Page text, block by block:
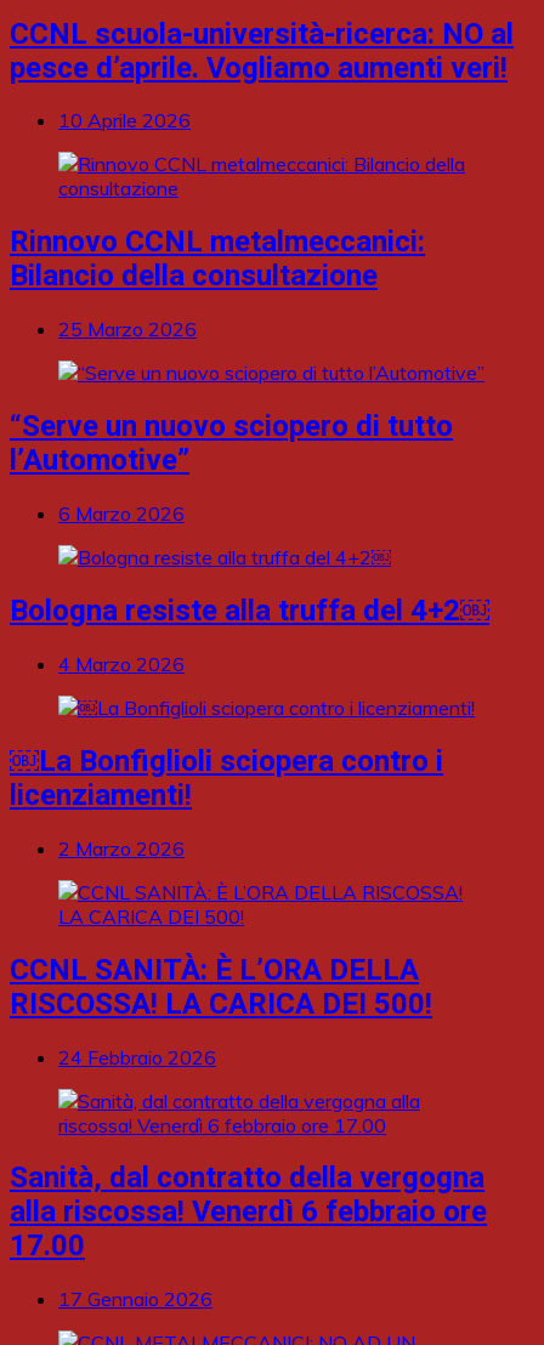
CCNL scuola-università-ricerca: NO al
pesce d’aprile. Vogliamo aumenti veri!
10 Aprile 2026
Rinnovo CCNL metalmeccanici:
Bilancio della consultazione
25 Marzo 2026
“Serve un nuovo sciopero di tutto
l’Automotive”
6 Marzo 2026
Bologna resiste alla truffa del 4+2￼
4 Marzo 2026
￼La Bonfiglioli sciopera contro i
licenziamenti!
2 Marzo 2026
CCNL SANITÀ: È L’ORA DELLA
RISCOSSA! LA CARICA DEI 500!
24 Febbraio 2026
Sanità, dal contratto della vergogna
alla riscossa! Venerdì 6 febbraio ore
17.00
17 Gennaio 2026